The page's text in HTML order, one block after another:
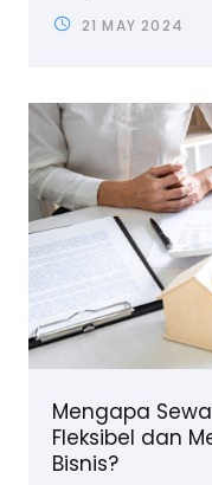
21 MAY 2024
Mengapa
Fleksibel dan
Bisnis?